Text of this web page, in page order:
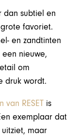
dan subtiel en
favoriet.
en zandtinten
nieuwe,
om
druk wordt.
RESET is
exemplaar dat
maar